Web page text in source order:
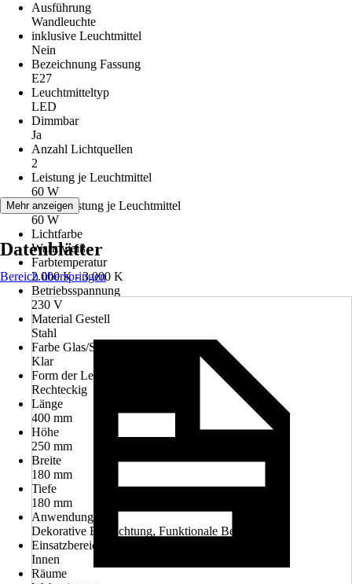
Ausführung
Wandleuchte
inklusive Leuchtmittel
Nein
Bezeichnung Fassung
E27
Leuchtmitteltyp
LED
Dimmbar
Ja
Anzahl Lichtquellen
2
Leistung je Leuchtmittel
60 W
Max. Leistung je Leuchtmittel
60 W
Lichtfarbe
Warmweiß
Farbtemperatur
2.000 K - 3.000 K
Betriebsspannung
230 V
Material Gestell
Stahl
Farbe Glas/Schirm
Klar
Form der Leuchte
Rechteckig
Länge
400 mm
Höhe
250 mm
Breite
180 mm
Tiefe
180 mm
Anwendung
Dekorative Beleuchtung, Funktionale Beleuchtung
Einsatzbereich
Innen
Räume
Mehr anzeigen
Datenblätter
Bereich überspringen